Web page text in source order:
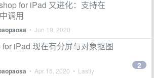
for iPad 又进化：支持在
调用
• Jun 19, 2020
iPad 现在有分屏与对象抠图
• Apr 15, 2020 • Lastly
2